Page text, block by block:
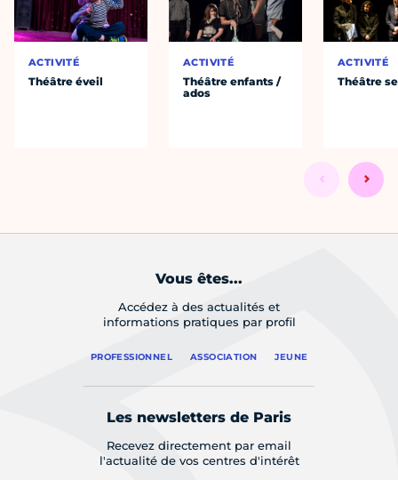
ACTIVITÉ
Théâtre éveil
ACTIVITÉ
Théâtre enfants /
ados
ACTIVITÉ
Théâtre
Vous êtes...
Accédez à des actualités et
informations pratiques par profil
PROFESSIONNEL ASSOCIATION JEUNE
Les newsletters de Paris
Recevez directement par email
l'actualité de vos centres d'intérêt